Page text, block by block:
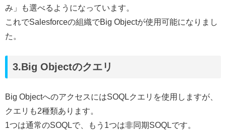
み」も選べるようになっています。
これでSalesforceの組織でBig Objectが使用可能になりまし
た。
3.Big Objectのクエリ
Big ObjectへのアクセスにはSOQLクエリを使用しますが、
クエリも2種類あります。
1つは通常のSOQLで、もう1つは非同期SOQLです。